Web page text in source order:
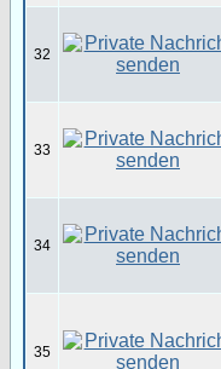
32
33
34
35